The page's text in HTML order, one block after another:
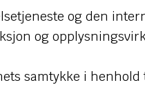
og den
og
samtykke i henhold